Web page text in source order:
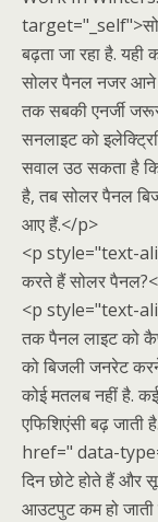
बढ़ता जा रहा है.
सोलर पैनल नजर आने
तक सबकी एनर्जी
सनलाइट को
सवाल उठ सकता है
है, तब सोलर पैनल
आए हैं.</p>
<p style="text-
करते हैं सोलर
<p style="text-
तक पैनल लाइट को
को बिजली जनरेट
कोई मतलब नहीं है.
एफिशिएंसी बढ़ जाती
href=" data-
दिन छोटे होते हैं और
आउटपुट कम हो जाती